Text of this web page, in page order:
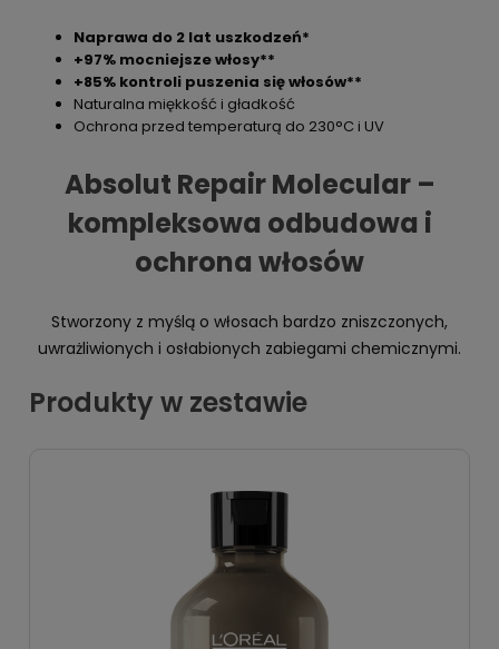
Naprawa do 2 lat uszkodzeń*
+97% mocniejsze włosy**
+85% kontroli puszenia się włosów**
Naturalna miękkość i gładkość
Ochrona przed temperaturą do 230°C i UV
Absolut Repair Molecular –
kompleksowa odbudowa i
ochrona włosów
Stworzony z myślą o włosach bardzo zniszczonych,
uwrażliwionych i osłabionych zabiegami chemicznymi.
Produkty w zestawie